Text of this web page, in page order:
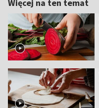
Więcej na ten temat